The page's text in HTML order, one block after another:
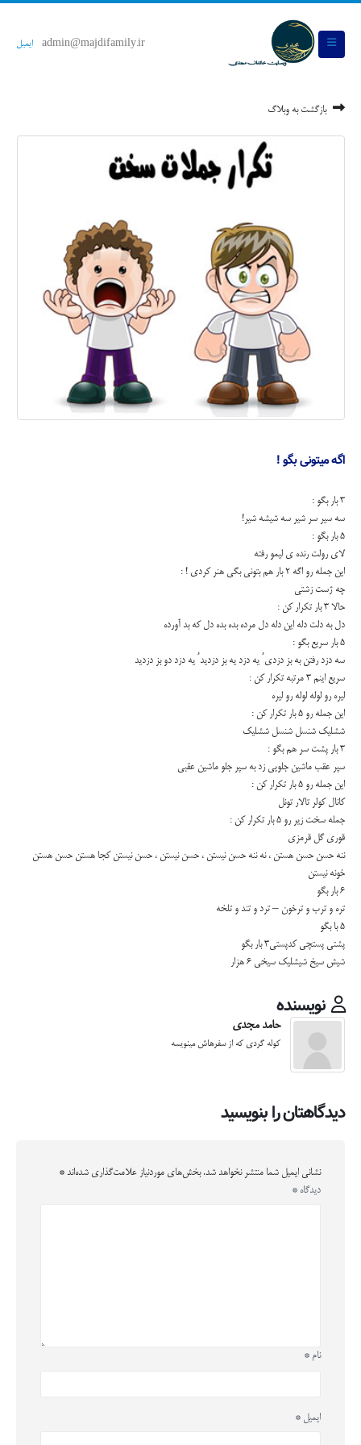
admin@majdifamily.ir ایمیل
بازگشت به وبلاگ
اگه میتونی بگو !
3 بار بگو :
سه سیر سر شیر سه شیشه شیر!
5 بار بگو :
لای رولت رنده ی لیمو رفته
این جمله رو اگه ۲ بار هم بتونی بگی هنر کردی ! :
چه ژست زشتی
حالا ۳ بار تکرار کن :
دل به دلت دله این دله دل مرده بده بده دل که بد آورده
5 بار سریع بگو :
سه دزد رفتن به بز دزدی ُ یه دزد یه بز دزدید ُ یه دزد دو بز دزدید
سریع اینم ۳ مرتبه تکرار کن :
لیره رو لوله لوله رو لیره
این جمله رو ۵ بار تکرار کن :
ششلیک شنسل شنسل ششلیک
3 بار پشت سر هم بگو :
سپر عقب ماشین جلویی زد به سپر جلو ماشین عقبی
این جمله رو ۵ بار تکرار کن :
کانال کولر تالار تونل
جمله سخت زیر رو ۵ بار تکرار کن :
قوری گل قرمزی
ننه حسن حسن هستن ، نه ننه حسن نیستن ، حسن نیستن ، حسن نیستن کجا هستن حسن هستن
خونه نیستن
6 بار بگو
تره و ترب و ترخون – ترد و تند و تلخه
5 با بگو
پشتی پستچی کدپستی3 بار بگو
شیش سیخ شیشلیک سیخی 6 هزار
نویسنده
حامد مجدی
کوله گردی که از سفرهاش مینویسه
دیدگاهتان را بنویسید
نشانی ایمیل شما منتشر نخواهد شد. بخش‌های موردنیاز علامت‌گذاری شده‌اند *
دیدگاه *
نام *
ایمیل *